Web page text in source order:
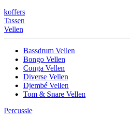
koffers
Tassen
Vellen
Bassdrum Vellen
Bongo Vellen
Conga Vellen
Diverse Vellen
Djembé Vellen
Tom & Snare Vellen
Percussie